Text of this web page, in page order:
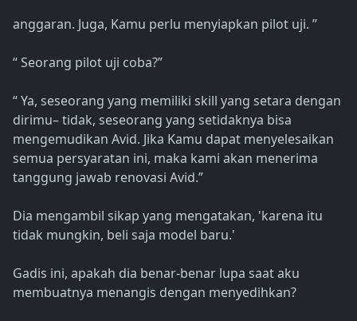
anggaran. Juga, Kamu perlu menyiapkan pilot uji. ”
“ Seorang pilot uji coba?”
“ Ya, seseorang yang memiliki skill yang setara dengan
dirimu– tidak, seseorang yang setidaknya bisa
mengemudikan Avid. Jika Kamu dapat menyelesaikan
semua persyaratan ini, maka kami akan menerima
tanggung jawab renovasi Avid.”
Dia mengambil sikap yang mengatakan, 'karena itu
tidak mungkin, beli saja model baru.'
Gadis ini, apakah dia benar-benar lupa saat aku
membuatnya menangis dengan menyedihkan?